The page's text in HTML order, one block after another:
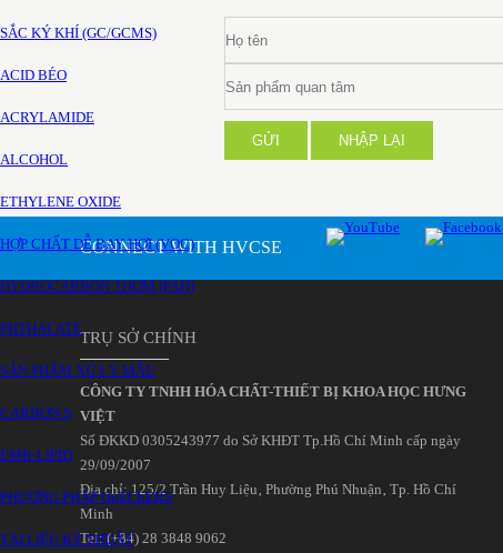
SẮC KÝ KHÍ (GC/GCMS)
ACID BÉO
ACRYLAMIDE
ALCOHOL
ETHYLENE OXIDE
HỢP CHẤT DỄ BAY HƠI (VOC)
HYDROCARBON THƠM (PAH)
PHTHALATE
SẢN PHẨM XỬ LÝ MẪU
CARBON S
EMR-LIPID
PHƯƠNG PHÁP QuEChERS
TÀI LIỆU KỸ THUẬT
GỬI NHẬP LẠI
CONNECT WITH HVCSE
TRỤ SỞ CHÍNH
CÔNG TY TNHH HÓA CHẤT-THIẾT BỊ KHOA HỌC HƯNG
VIỆT
Số ĐKKD 0305243977 do Sở KHĐT Tp.Hồ Chí Minh cấp ngày
29/09/2007
Đia chỉ: 125/2 Trần Huy Liệu‚ Phường Phú Nhuận‚ Tp. Hồ Chí
Minh
Tel: (+84) 28 3848 9062